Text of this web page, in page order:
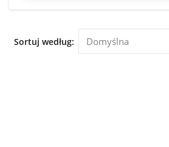
Berá, Tarragona Province, Spain
oglądnac nieruchomości który został
Sortuj według: